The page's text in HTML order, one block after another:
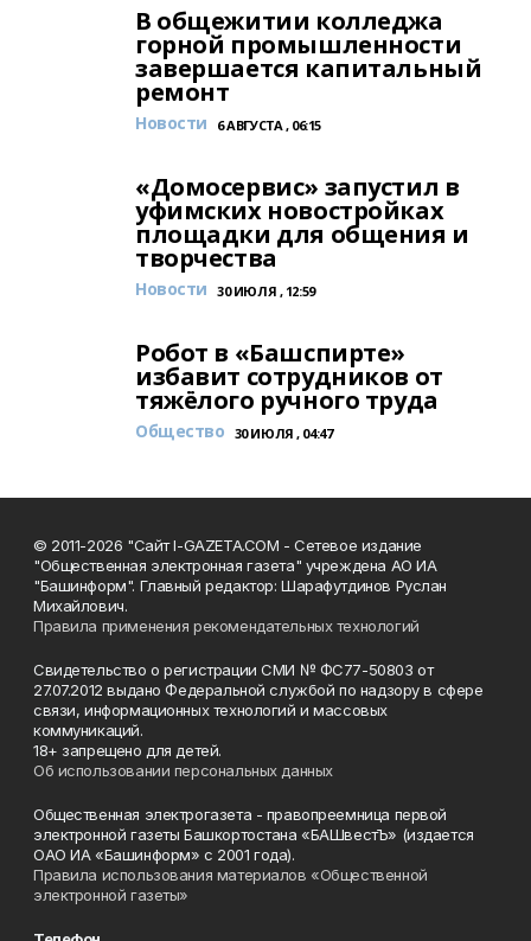
В общежитии колледжа
горной промышленности
завершается капитальный
ремонт
Новости 6 АВГУСТА , 06:15
«Домосервис» запустил в
уфимских новостройках
площадки для общения и
творчества
Новости 30 ИЮЛЯ , 12:59
Робот в «Башспирте»
избавит сотрудников от
тяжёлого ручного труда
Общество 30 ИЮЛЯ , 04:47
© 2011-2026 "Сайт I-GAZETA.COM - Сетевое издание
"Общественная электронная газета" учреждена АО ИА
"Башинформ". Главный редактор: Шарафутдинов Руслан
Михайлович.
Правила применения рекомендательных технологий
Свидетельство о регистрации СМИ № ФС77-50803 от
27.07.2012 выдано Федеральной службой по надзору в сфере
связи, информационных технологий и массовых
коммуникаций.
18+ запрещено для детей.
Об использовании персональных данных
Общественная электрогазета - правопреемница первой
электронной газеты Башкортостана «БАШвестЪ» (издается
ОАО ИА «Башинформ» с 2001 года).
Правила использования материалов «Общественной
электронной газеты»